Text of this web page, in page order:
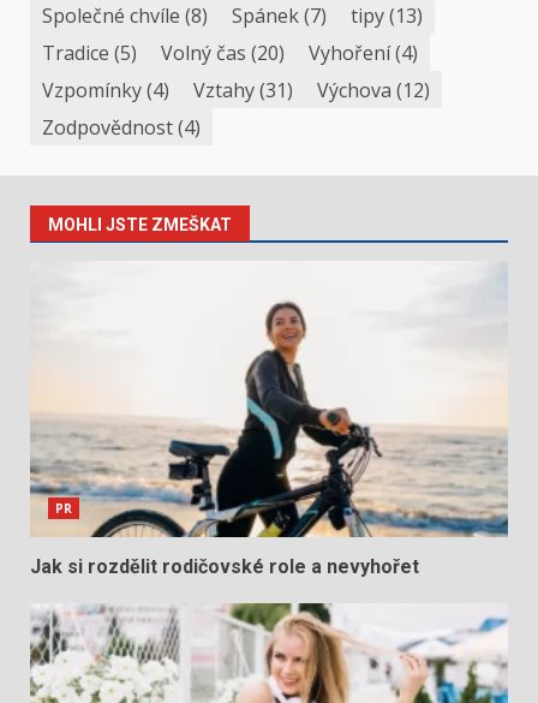
Společné chvíle (8) Spánek(7) tipy(13)
Tradice (5) Volný čas (20) Vyhoření(4)
Vzpomínky(4) Vztahy(31) Výchova (12)
Zodpovědnost(4)
MOHLI JSTE ZMEŠKAT
PR
Jak si rozdělit rodičovské role a nevyhořet